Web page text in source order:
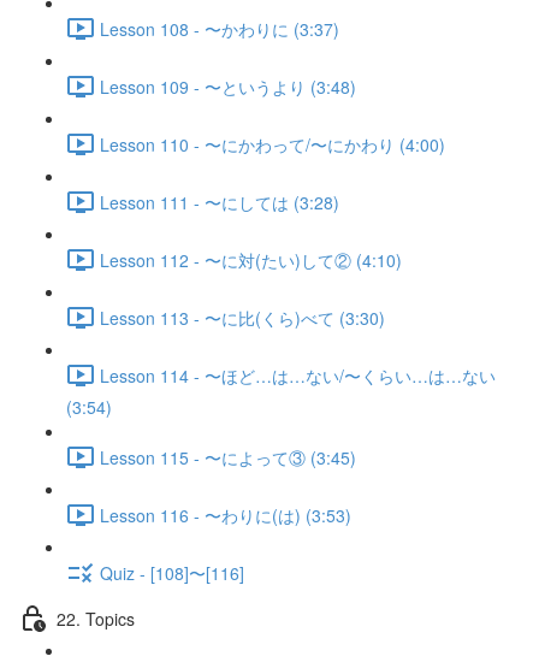
Lesson 108 - 〜かわりに (3:37)
Lesson 109 - 〜というより (3:48)
Lesson 110 - 〜にかわって/〜にかわり (4:00)
Lesson 111 - 〜にしては (3:28)
Lesson 112 - 〜に対(たい)して② (4:10)
Lesson 113 - 〜に比(くら)べて (3:30)
Lesson 114 - 〜ほど…は…ない/〜くらい…は…ない
(3:54)
Lesson 115 - 〜によって③ (3:45)
Lesson 116 - 〜わりに(は) (3:53)
Quiz - [108]〜[116]
22. Topics